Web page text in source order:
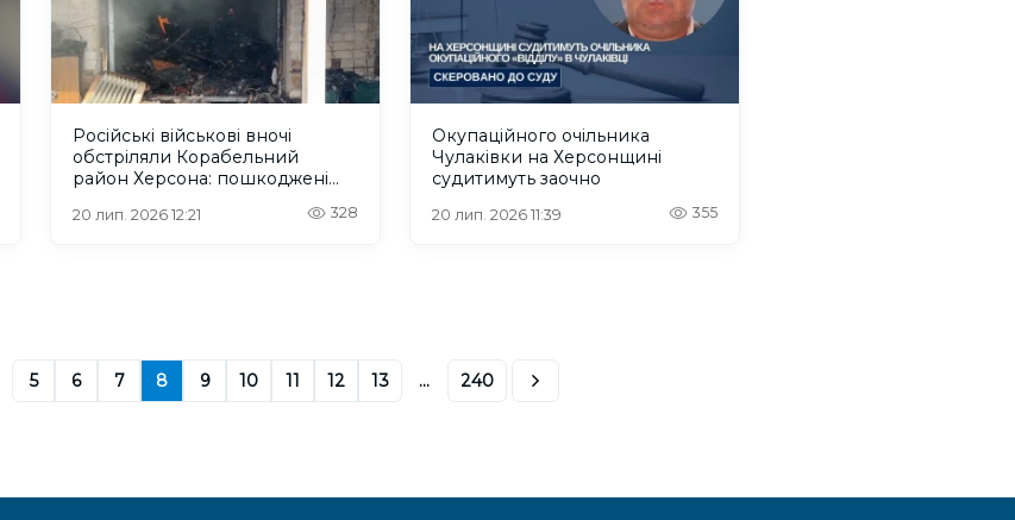
Російські військові вночі
обстріляли Корабельний
район Херсона: пошкоджені
20 лип. 2026 12:21 328
Окупаційного очільника
Чулаківки на Херсонщині
судитимуть заочно
20 лип. 2026 11:39 355
5 6 7 8 9 10 11 12 13 ... 240